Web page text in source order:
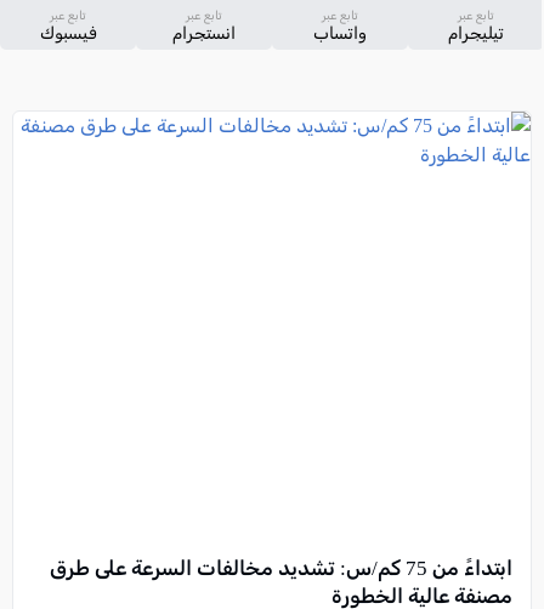
تابع عبر
تيليجرام
تابع عبر
واتساب
تابع عبر
انستجرام
تابع عبر
فيسبوك
ابتداءً من 75 كم/س: تشديد مخالفات السرعة على طرق
مصنفة عالية الخطورة